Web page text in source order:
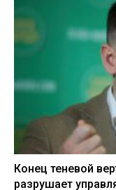
Конец теневой
разрушает